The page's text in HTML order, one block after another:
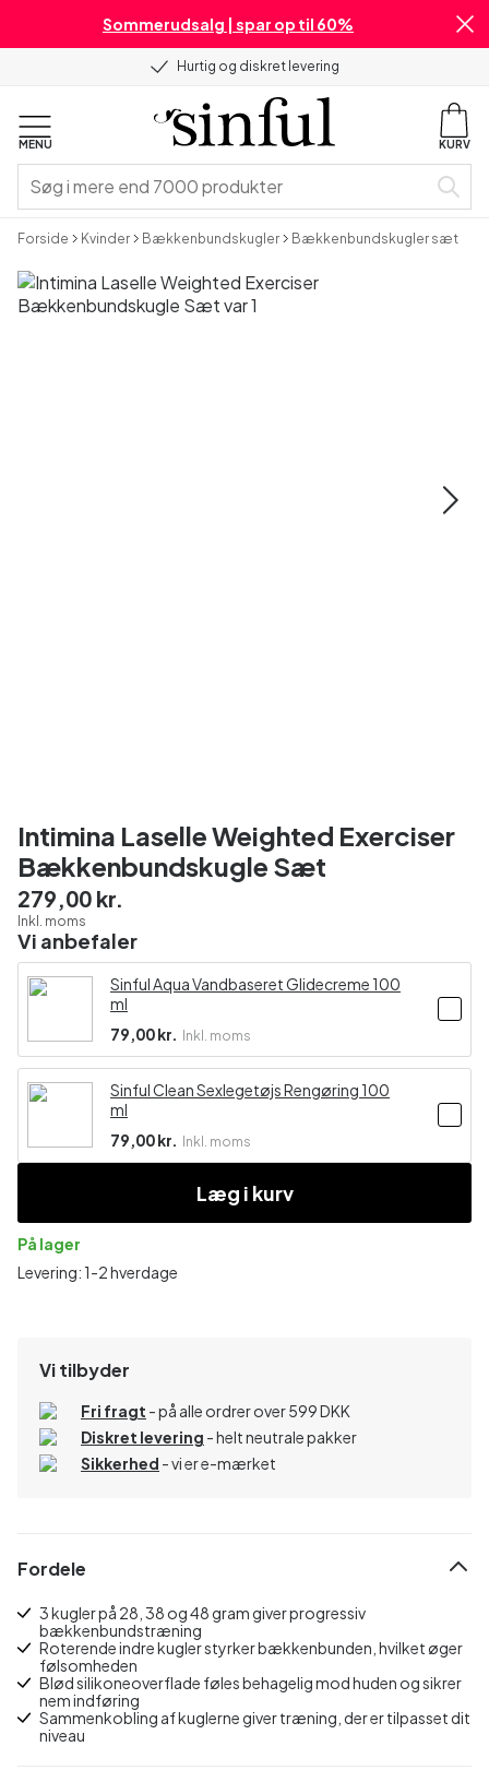
Sommerudsalg | spar op til 60%
Hurtig og diskret levering
MENU KURV
Forside Kvinder Bækkenbundskugler Bækkenbundskugler sæt
Intimina Laselle Weighted Exerciser
Bækkenbundskugle Sæt
279,00 kr.
Inkl. moms
Vi anbefaler
Sinful Aqua Vandbaseret Glidecreme 100
ml
79,00 kr.
Inkl. moms
Sinful Clean Sexlegetøjs Rengøring 100
ml
79,00 kr.
Inkl. moms
Læg i kurv
På lager
Levering: 1-2 hverdage
Vi tilbyder
Fri fragt - på alle ordrer over 599 DKK
Diskret levering - helt neutrale pakker
Sikkerhed - vi er e-mærket
Fordele
3 kugler på 28, 38 og 48 gram giver progressiv
bækkenbundstræning
Roterende indre kugler styrker bækkenbunden, hvilket øger
følsomheden
Blød silikoneoverflade føles behagelig mod huden og sikrer
nem indføring
Sammenkobling af kuglerne giver træning, der er tilpasset dit
niveau